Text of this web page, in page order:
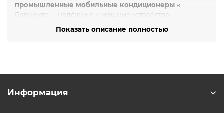
промышленные мобильные кондиционеры в
Барнауле — надёжные и мощные устройства,
технических помещений, производственных цехов,
мобильный кондиционер и где
Показать описание полностью
Информация